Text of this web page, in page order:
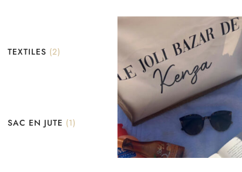
TEXTILES (2)
SAC EN JUTE (1)